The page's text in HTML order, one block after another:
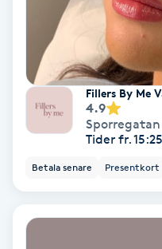
Olaplex
Olaplexbehandling
Fillers By Me
4.9
Sporregatan
Tider fr.
Betala senare Presentkort